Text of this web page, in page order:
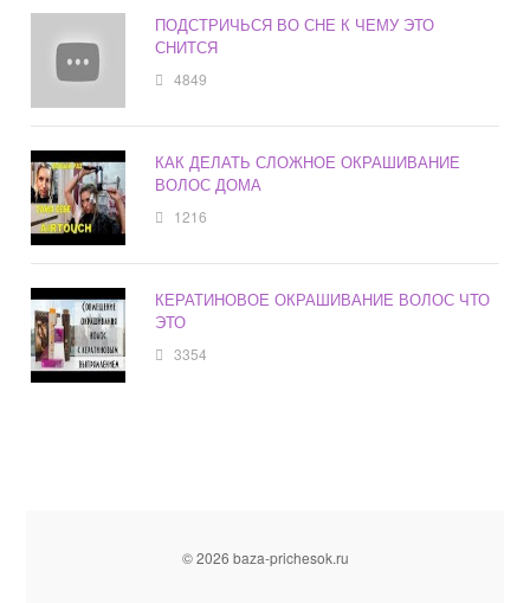
ПОДСТРИЧЬСЯ ВО СНЕ К ЧЕМУ ЭТО
СНИТСЯ
4849
КАК ДЕЛАТЬ СЛОЖНОЕ ОКРАШИВАНИЕ
ВОЛОС ДОМА
1216
КЕРАТИНОВОЕ ОКРАШИВАНИЕ ВОЛОС ЧТО
ЭТО
3354
© 2026 baza-prichesok.ru